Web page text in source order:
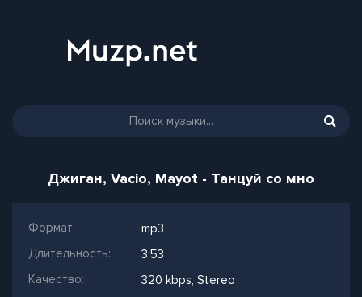
Джиган, Vacio, Mayot - Танцуй со мно
Формат:
mp3
Длительность:
3:53
Качество:
320 kbps, Stereo